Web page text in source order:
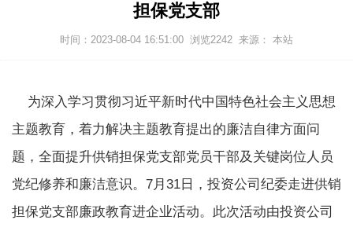
担保党支部
时间：2023-08-04 16:51:00 浏览2242 来源： 本站
为深入学习贯彻习近平新时代中国特色社会主义思想
主题教育，着力解决主题教育提出的廉洁自律方面问
题，全面提升供销担保党支部党员干部及关键岗位人员
党纪修养和廉洁意识。 7月 31 日，投资公司纪委走进供销
担保党支部廉政教育进企业活动。此次活动由投资公司